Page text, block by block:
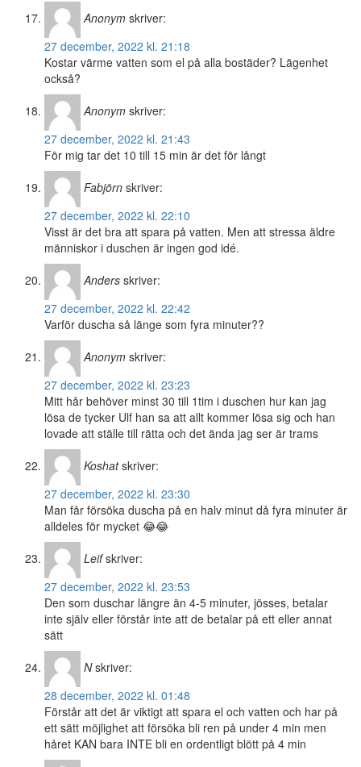
Anonym skriver:
27 december, 2022 kl. 21:18
Kostar värme vatten som el på alla bostäder? Lägenhet
också?
Anonym skriver:
27 december, 2022 kl. 21:43
För mig tar det 10 till 15 min är det för långt
Fabjörn skriver:
27 december, 2022 kl. 22:10
Visst är det bra att spara på vatten. Men att stressa äldre
människor i duschen är ingen god idé.
Anders skriver:
27 december, 2022 kl. 22:42
Varför duscha så länge som fyra minuter??
Anonym skriver:
27 december, 2022 kl. 23:23
Mitt hår behöver minst 30 till 1tim i duschen hur kan jag
lösa de tycker Ulf han sa att allt kommer lösa sig och han
lovade att ställe till rätta och det ända jag ser är trams
Koshat skriver:
27 december, 2022 kl. 23:30
Man får försöka duscha på en halv minut då fyra minuter är
alldeles för mycket 😂😂
Leif skriver:
27 december, 2022 kl. 23:53
Den som duschar längre än 4-5 minuter, jösses, betalar
inte själv eller förstår inte att de betalar på ett eller annat
sätt
N skriver:
28 december, 2022 kl. 01:48
Förstår att det är viktigt att spara el och vatten och har på
ett sätt möjlighet att försöka bli ren på under 4 min men
håret KAN bara INTE bli en ordentligt blött på 4 min